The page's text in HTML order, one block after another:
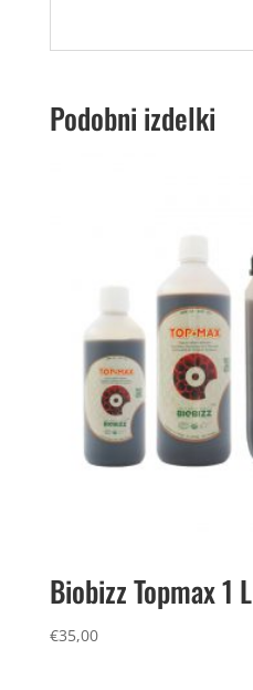
Podobni izdelki
Biobizz Topmax 1 L
€35,00